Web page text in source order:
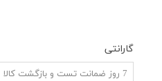
گارانتی
7 روز ضمانت تست و بازگشت کالا